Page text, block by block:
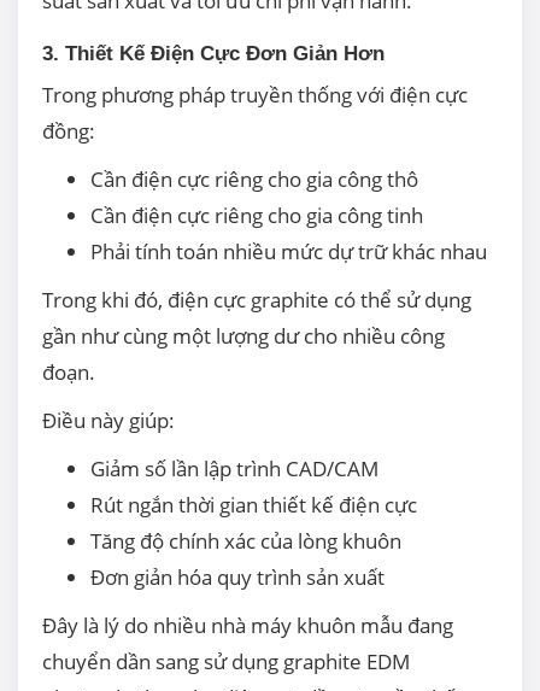
3. Thiết Kế Điện Cực Đơn Giản Hơn
Trong phương pháp truyền thống với điện cực
đồng:
Cần điện cực riêng cho gia công thô
Cần điện cực riêng cho gia công tinh
Phải tính toán nhiều mức dự trữ khác nhau
Trong khi đó, điện cực graphite có thể sử dụng
gần như cùng một lượng dư cho nhiều công
đoạn.
Điều này giúp:
Giảm số lần lập trình CAD/CAM
Rút ngắn thời gian thiết kế điện cực
Tăng độ chính xác của lòng khuôn
Đơn giản hóa quy trình sản xuất
Đây là lý do nhiều nhà máy khuôn mẫu đang
chuyển dần sang sử dụng graphite EDM